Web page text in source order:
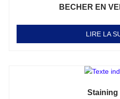
BECHER EN
LIRE LA
Staining